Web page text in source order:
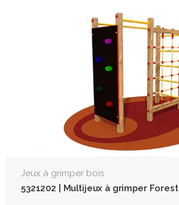
Jeux à grimper bois
5321202 | Multijeux à grimper Forest